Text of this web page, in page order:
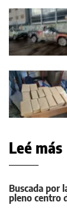
Leé más
Buscada por
pleno centro